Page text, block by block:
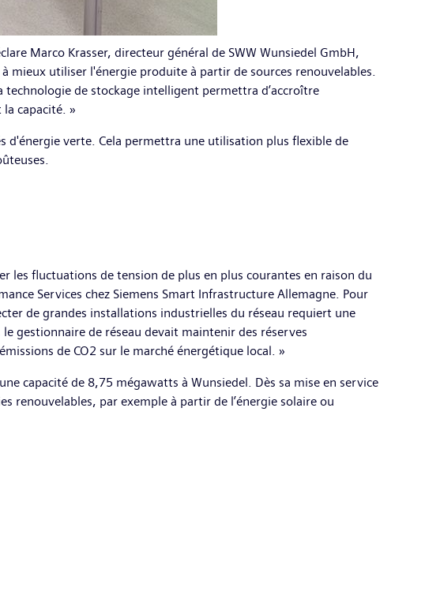
Marco Krasser, directeur général de SWW Wunsiedel GmbH,
mieux utiliser l'énergie produite à partir de sources renouvelables.
de stockage intelligent permettra d’accroître
capacité. »
d'énergie verte. Cela permettra une utilisation plus flexible de
les fluctuations de tension de plus en plus courantes en raison du
Services chez Siemens Smart Infrastructure Allemagne. Pour
de grandes installations industrielles du réseau requiert une
gestionnaire de réseau devait maintenir des réserves
de CO2 sur le marché énergétique local. »
capacité de 8,75 mégawatts à Wunsiedel. Dès sa mise en service
par exemple à partir de l’énergie solaire ou